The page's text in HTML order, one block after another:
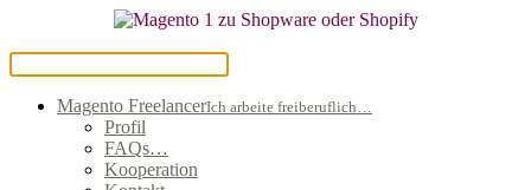
Magento FreelancerIch arbeite freiberuflich…
Profil
FAQs…
Kooperation